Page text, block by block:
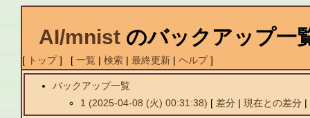
AI/mnist のバックアップ一
[ トップ] [一覧 |検索 |最終更新 |ヘルプ]
バックアップ一覧
1 (2025-04-08 (火) 00:31:38) [ 差分 |現在との差分 |